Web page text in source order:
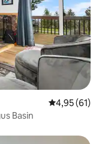
4,95 (61)
Basin